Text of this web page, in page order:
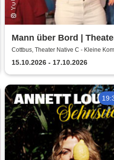
Mann über Bord |
Native C - Kleine
Cottbus - Innenhof
Cottbus, Theater Native C - Kleine
Cottbus - Innenhof
15.10.2026 - 17.10.2026